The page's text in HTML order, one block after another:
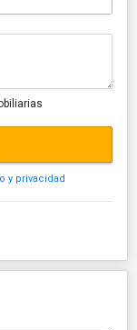
y privacidad